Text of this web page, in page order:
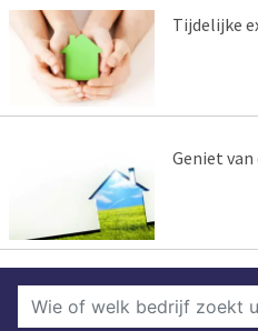
Tijdelijke
Geniet